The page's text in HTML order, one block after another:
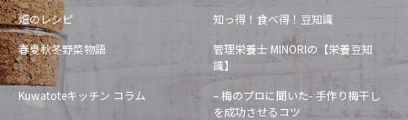
畑のレシピ
知っ得！食べ得！豆知識
春夏秋冬野菜物語
管理栄養士 MINORIの【栄養豆知
識】
Kuwatoteキッチン コラム
– 梅のプロに聞いた- 手作り梅干し
を成功させるコツ